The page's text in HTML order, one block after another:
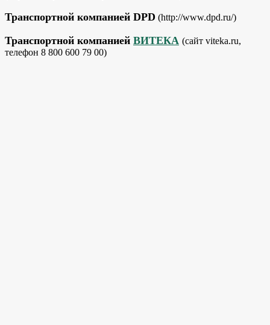
Транспортной компанией DPD (http://www.dpd.ru/)
Транспортной компанией ВИТЕКА (сайт viteka.ru,
телефон 8 800 600 79 00)